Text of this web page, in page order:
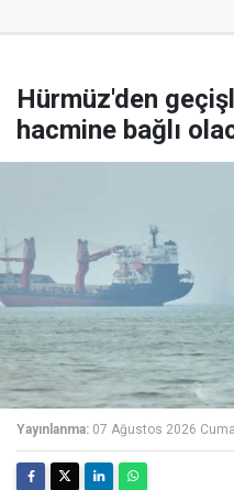
Hürmüz'den
hacmine bağlı
Yayınlanma: 07 Ağustos 2026